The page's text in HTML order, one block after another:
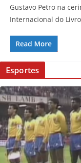
Gustavo Petro na
Internacional do
Read More
Esportes